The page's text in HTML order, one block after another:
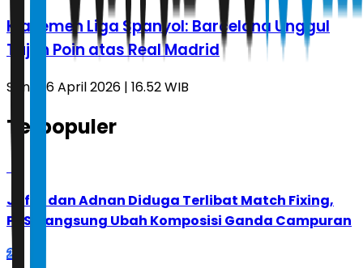
Klasemen Liga Spanyol: Barcelona Unggul
Tujuh Poin atas Real Madrid
Senin, 6 April 2026 | 16.52 WIB
Terpopuler
Jafar dan Adnan Diduga Terlibat Match Fixing,
PBSI Langsung Ubah Komposisi Ganda Campuran
2